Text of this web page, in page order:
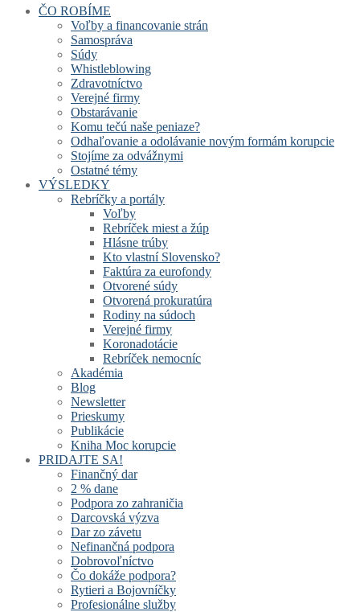
ČO ROBÍME
Voľby a financovanie strán
Samospráva
Súdy
Whistleblowing
Zdravotníctvo
Verejné firmy
Obstarávanie
Komu tečú naše peniaze?
Odhaľovanie a odolávanie novým formám korupcie
Stojíme za odvážnymi
Ostatné témy
VÝSLEDKY
Rebríčky a portály
Voľby
Rebríček miest a žúp
Hlásne trúby
Kto vlastní Slovensko?
Faktúra za eurofondy
Otvorené súdy
Otvorená prokuratúra
Rodiny na súdoch
Verejné firmy
Koronadotácie
Rebríček nemocníc
Akadémia
Blog
Newsletter
Prieskumy
Publikácie
Kniha Moc korupcie
PRIDAJTE SA!
Finančný dar
2 % dane
Podpora zo zahraničia
Darcovská výzva
Dar zo závetu
Nefinančná podpora
Dobrovoľníctvo
Čo dokáže podpora?
Rytieri a Bojovníčky
Profesionálne služby